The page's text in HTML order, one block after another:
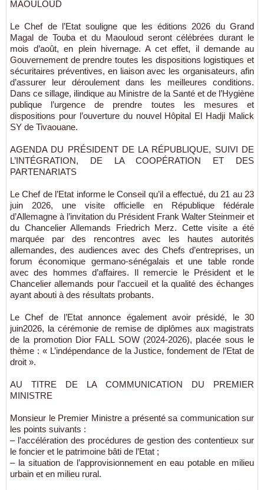
MAOULOUD
Le Chef de l’Etat souligne que les éditions 2026 du Grand
Magal de Touba et du Maouloud seront célébrées durant le
mois d’août, en plein hivernage. A cet effet, il demande au
Gouvernement de prendre toutes les dispositions logistiques et
sécuritaires préventives, en liaison avec les organisateurs, afin
d’assurer leur déroulement dans les meilleures conditions.
Dans ce sillage, ilindique au Ministre de la Santé et de l’Hygiène
publique l’urgence de prendre toutes les mesures et
dispositions pour l’ouverture du nouvel Hôpital El Hadji Malick
SY de Tivaouane.
AGENDA DU PRÉSIDENT DE LA RÉPUBLIQUE, SUIVI DE
L’INTÉGRATION, DE LA COOPÉRATION ET DES
PARTENARIATS
Le Chef de l’Etat informe le Conseil qu’il a effectué, du 21 au 23
juin 2026, une visite officielle en République fédérale
d’Allemagne à l’invitation du Président Frank Walter Steinmeir et
du Chancelier Allemands Friedrich Merz. Cette visite a été
marquée par des rencontres avec les hautes autorités
allemandes, des audiences avec des Chefs d’entreprises, un
forum économique germano-sénégalais et une table ronde
avec des hommes d’affaires. Il remercie le Président et le
Chancelier allemands pour l’accueil et la qualité des échanges
ayant abouti à des résultats probants.
Le Chef de l’Etat annonce également avoir présidé, le 30
juin2026, la cérémonie de remise de diplômes aux magistrats
de la promotion Dior FALL SOW (2024-2026), placée sous le
thème : « L’indépendance de la Justice, fondement de l’Etat de
droit ».
AU TITRE DE LA COMMUNICATION DU PREMIER
MINISTRE
Monsieur le Premier Ministre a présenté sa communication sur
les points suivants :
– l’accélération des procédures de gestion des contentieux sur
le foncier et le patrimoine bâti de l’Etat ;
– la situation de l’approvisionnement en eau potable en milieu
urbain et en milieu rural.